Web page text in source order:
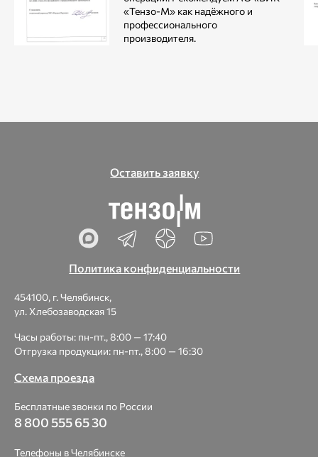
«Тензо-М» как надёжного и
профессионального
производителя.
Оставить заявку
Политика конфиденциальности
454100, г. Челябинск,
ул. Хлебозаводская 15
Часы работы: пн-пт., 8:00 — 17:40
Отгрузка продукции: пн-пт., 8:00 — 16:30
Схема проезда
Бесплатные звонки по России
8 800 555 65 30
Телефоны в Челябинске